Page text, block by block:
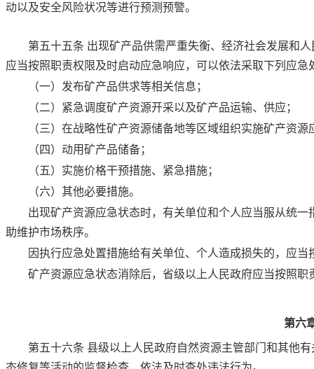
动以及安全风险状况等进行预测预警。
第五十五条 出现矿产品供需严重失衡、经济社会发展和
应当按照职责权限及时启动应急响应，可以依法采取下列应急
（一）发布矿产品供求等相关信息；
（二）紧急调度矿产资源开采以及矿产品运输、供应；
（三）在战略性矿产资源储备地等区域组织实施矿产资源
（四）动用矿产品储备；
（五）实施价格干预措施、紧急措施；
（六）其他必要措施。
出现矿产资源应急状态时，有关单位和个人应当服从统
助维护市场秩序。
因执行应急处置措施给有关单位、个人造成损失的，应当
矿产资源应急状态消除后，省级以上人民政府应当按照
第六
第五十六条 县级以上人民政府自然资源主管部门和其他